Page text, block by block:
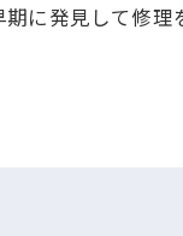
に発見して修